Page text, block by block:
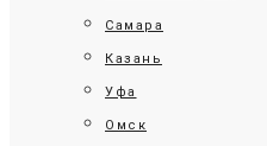
Самара
Казань
Уфа
Омск